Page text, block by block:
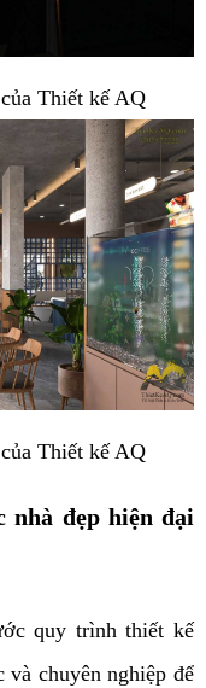
Thiết kế AQ
Thiết kế AQ
đẹp hiện đại
quy trình thiết kế
chuyên nghiệp để